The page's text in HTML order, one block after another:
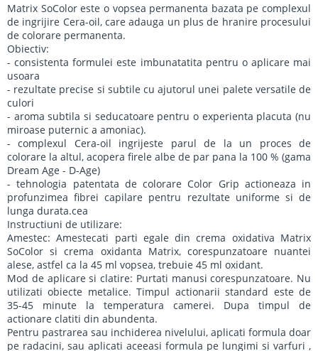
Matrix SoColor este o vopsea permanenta bazata pe complexul
de ingrijire Cera-oil, care adauga un plus de hranire procesului
de colorare permanenta.
Obiectiv:
- consistenta formulei este imbunatatita pentru o aplicare mai
usoara
- rezultate precise si subtile cu ajutorul unei palete versatile de
culori
- aroma subtila si seducatoare pentru o experienta placuta (nu
miroase puternic a amoniac).
- complexul Cera-oil ingrijeste parul de la un proces de
colorare la altul, acopera firele albe de par pana la 100 % (gama
Dream Age - D-Age)
- tehnologia patentata de colorare Color Grip actioneaza in
profunzimea fibrei capilare pentru rezultate uniforme si de
lunga durata.cea
Instructiuni de utilizare:
Amestec: Amestecati parti egale din crema oxidativa Matrix
SoColor si crema oxidanta Matrix, corespunzatoare nuantei
alese, astfel ca la 45 ml vopsea, trebuie 45 ml oxidant.
Mod de aplicare si clatire: Purtati manusi corespunzatoare. Nu
utilizati obiecte metalice. Timpul actionarii standard este de
35-45 minute la temperatura camerei. Dupa timpul de
actionare clatiti din abundenta.
Pentru pastrarea sau inchiderea nivelului, aplicati formula doar
pe radacini, sau aplicati aceeasi formula pe lungimi si varfuri ,